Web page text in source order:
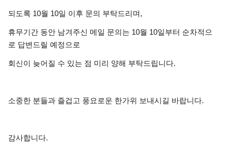
되도록 10월 10일 이후 문의 부탁드리며,
휴무기간 동안 남겨주신 메일 문의는 10월 10일부터 순차적으
로 답변드릴 예정으로
회신이 늦어질 수 있는 점 미리 양해 부탁드립니다.
소중한 분들과 즐겁고 풍요로운 한가위 보내시길 바랍니다.
감사합니다.